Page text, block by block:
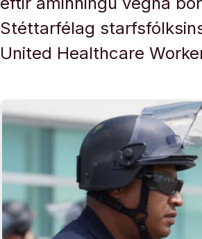
Stéttarfélag
United Healthcare